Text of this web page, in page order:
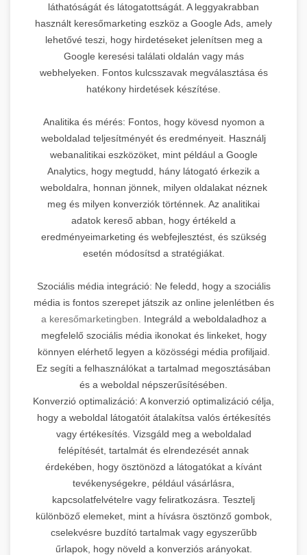
láthatóságát és látogatottságát. A leggyakrabban
használt keresőmarketing eszköz a Google Ads, amely
lehetővé teszi, hogy hirdetéseket jelenítsen meg a
Google keresési találati oldalán vagy más
webhelyeken. Fontos kulcsszavak megválasztása és
hatékony hirdetések készítése.
Analitika és mérés: Fontos, hogy kövesd nyomon a
weboldalad teljesítményét és eredményeit. Használj
webanalitikai eszközöket, mint például a Google
Analytics, hogy megtudd, hány látogató érkezik a
weboldalra, honnan jönnek, milyen oldalakat néznek
meg és milyen konverziók történnek. Az analitikai
adatok kereső abban, hogy értékeld a
eredményeimarketing és webfejlesztést, és szükség
esetén módosítsd a stratégiákat.
Szociális média integráció: Ne feledd, hogy a szociális
média is fontos szerepet játszik az online jelenlétben és
a keresőmarketingben.
Integráld a weboldaladhoz a
megfelelő szociális média ikonokat és linkeket, hogy
könnyen elérhető legyen a közösségi média profiljaid.
Ez segíti a felhasználókat a tartalmad megosztásában
és a weboldal népszerűsítésében.
Konverzió optimalizáció: A konverzió optimalizáció célja,
hogy a weboldal látogatóit átalakítsa valós értékesítés
vagy értékesítés. Vizsgáld meg a weboldalad
felépítését, tartalmát és elrendezését annak
érdekében, hogy ösztönözd a látogatókat a kívánt
tevékenységekre, például vásárlásra,
kapcsolatfelvételre vagy feliratkozásra. Tesztelj
különböző elemeket, mint a hívásra ösztönző gombok,
cselekvésre buzdító tartalmak vagy egyszerűbb
űrlapok, hogy növeld a konverziós arányokat.